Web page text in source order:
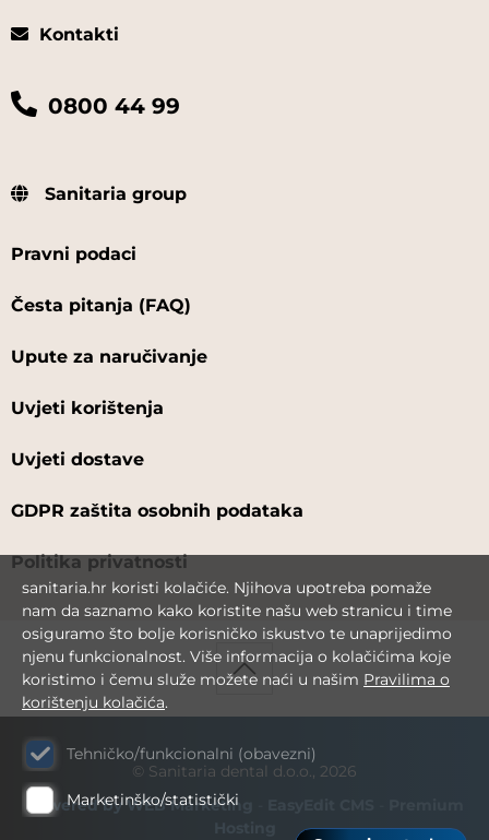
Kontakti
0800 44 99
Sanitaria group
Pravni podaci
Česta pitanja (FAQ)
Upute za naručivanje
Uvjeti korištenja
Uvjeti dostave
GDPR zaštita osobnih podataka
Politika privatnosti
© Sanitaria dental d.o.o., 2026
Powered by WEB Marketing
sanitaria.hr koristi kolačiće. Njihova upotreba pomaže
nam da saznamo kako koristite našu web stranicu i time
osiguramo što bolje korisničko iskustvo te unaprijedimo
njenu funkcionalnost. Više informacija o kolačićima koje
koristimo i čemu služe možete naći u našim Pravilima o
korištenju kolačića.
Tehničko/funkcionalni (obavezni)
Marketinško/statistički